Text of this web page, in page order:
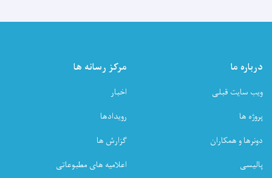
یک‌
کرد
درباره ما
ویب سایت قبلی
پروژه ها
دونرها و همکاران
پالیسی
مرکز رسانه ها
اخبار
رویدادها
گزارش ها
اعلامیه های مطبوعاتی